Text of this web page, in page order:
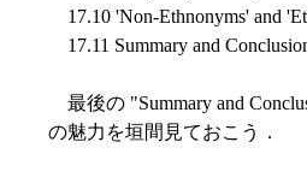
17.10 'Non-Ethnonyms' and
17.11 Summary and
最後の "Summary and
の魅力を垣間見ておこう．